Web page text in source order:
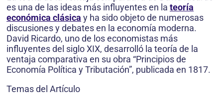
es una de las ideas más influyentes en la teoría
económica clásica y ha sido objeto de numerosas
discusiones y debates en la economía moderna.
David Ricardo, uno de los economistas más
influyentes del siglo XIX, desarrolló la teoría de la
ventaja comparativa en su obra “Principios de
Economía Política y Tributación”, publicada en 1817.
Temas del Artículo